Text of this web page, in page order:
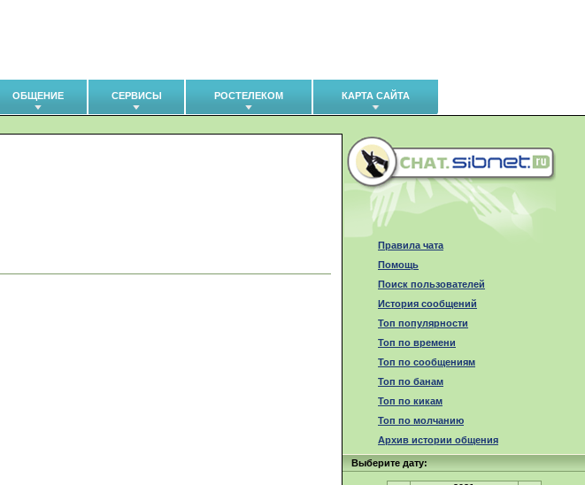
ОБЩЕНИЕ СЕРВИСЫ РОСТЕЛЕКОМ КАРТА САЙТА
Правила чата
Помощь
Поиск пользователей
История сообщений
Топ популярности
Топ по времени
Топ по сообщениям
Топ по банам
Топ по кикам
Топ по молчанию
Архив истории общения
Выберите дату: